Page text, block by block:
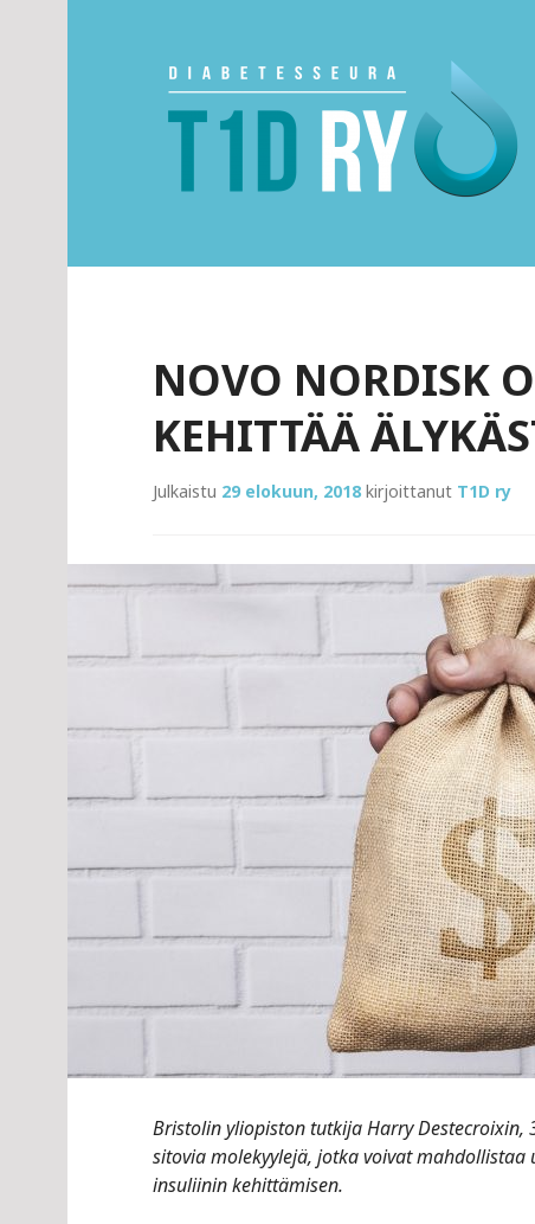
NOVO NORDISK
KEHITTÄÄ
Julkaistu 29 elokuun, 2018 kirjoittanut T1D ry
Bristolin yliopiston tutkija Harry
sitovia molekyylejä, jotka voivat
insuliinin kehittämisen.